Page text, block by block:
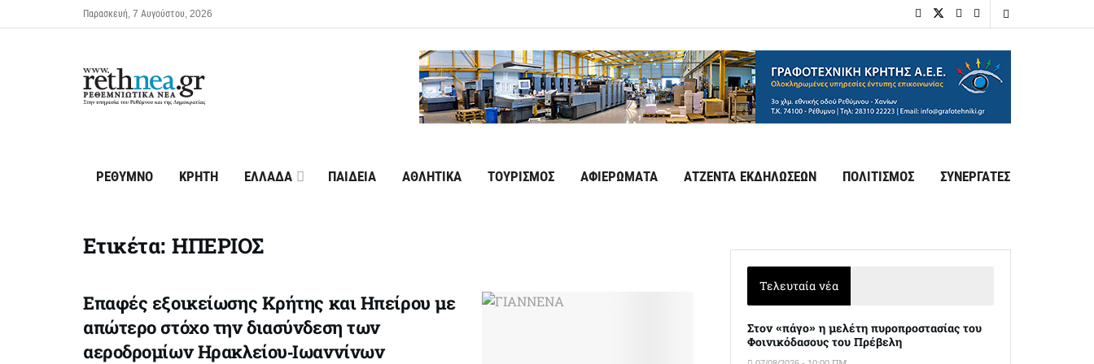
Παρασκευή, 7 Αυγούστου, 2026
ΡΕΘΥΜΝΟ ΚΡΗΤΗ ΕΛΛΑΔΑ ΠΑΙΔΕΙΑ ΑΘΛΗΤΙΚΑ ΤΟΥΡΙΣΜΟΣ ΑΦΙΕΡΩΜΑΤΑ ΑΤΖΕΝΤΑ ΕΚΔΗΛΩΣΕΩΝ ΠΟΛΙΤΙΣΜΟΣ ΣΥΝΕΡΓΑΤΕΣ
Ετικέτα:ΗΠΕΡΙΟΣ
Επαφές εξοικείωσης Κρήτης και Ηπείρου με
απώτερο στόχο την διασύνδεση των
αεροδρομίων Ηρακλείου-Ιωαννίνων
Τελευταία νέα
Στον «πάγο» η μελέτη πυροπροστασίας του
Φοινικόδασους του Πρέβελη